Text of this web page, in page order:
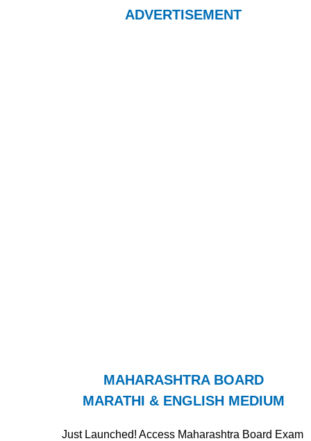
ADVERTISEMENT
MAHARASHTRA BOARD
MARATHI & ENGLISH MEDIUM
Just Launched! Access Maharashtra Board Exam